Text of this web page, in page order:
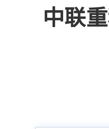
中联